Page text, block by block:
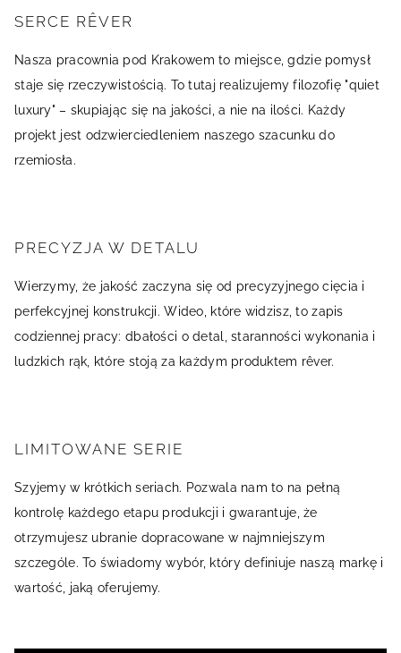
SERCE RÊVER
Nasza pracownia pod Krakowem to miejsce, gdzie pomysł
staje się rzeczywistością. To tutaj realizujemy filozofię "quiet
luxury" – skupiając się na jakości, a nie na ilości. Każdy
projekt jest odzwierciedleniem naszego szacunku do
rzemiosła.
PRECYZJA W DETALU
Wierzymy, że jakość zaczyna się od precyzyjnego cięcia i
perfekcyjnej konstrukcji. Wideo, które widzisz, to zapis
codziennej pracy: dbałości o detal, staranności wykonania i
ludzkich rąk, które stoją za każdym produktem rêver.
LIMITOWANE SERIE
Szyjemy w krótkich seriach. Pozwala nam to na pełną
kontrolę każdego etapu produkcji i gwarantuje, że
otrzymujesz ubranie dopracowane w najmniejszym
szczególe. To świadomy wybór, który definiuje naszą markę i
wartość, jaką oferujemy.